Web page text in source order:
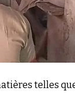
telles